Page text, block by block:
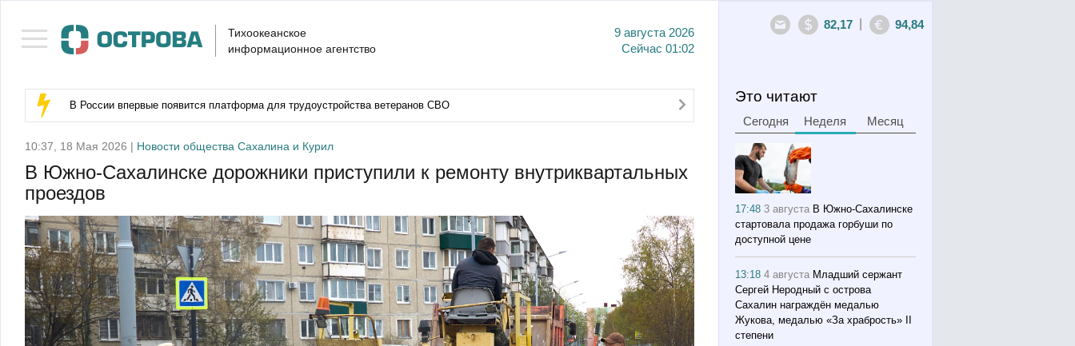
Тихоокеанское
информационное агентство
9 августа 2026
Сейчас 01:02
82,17 94,84
В России впервые появится платформа для трудоустройства ветеранов СВО
10:37, 18 Мая 2026 | Новости общества Сахалина и Курил
В Южно-Сахалинске дорожники приступили к ремонту внутриквартальных
проездов
Это читают
Сегодня Неделя Месяц
17:483 августа В Южно-Сахалинске
стартовала продажа горбуши по
доступной цене
13:184 августа Младший сержант
Сергей Неродный с острова
Сахалин награждён медалью
Жукова, медалью «За храбрость» II
степени